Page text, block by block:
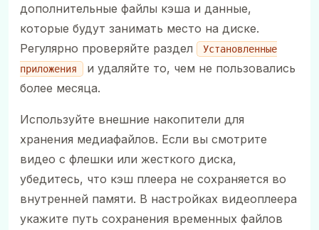
дополнительные файлы кэша и данные,
которые будут занимать место на диске.
Регулярно проверяйте раздел
Установленные
приложения
и удаляйте то, чем не пользовались
более месяца.
Используйте внешние накопители для
хранения медиафайлов. Если вы смотрите
видео с флешки или жесткого диска,
убедитесь, что кэш плеера не сохраняется во
внутренней памяти. В настройках видеоплеера
укажите путь сохранения временных файлов